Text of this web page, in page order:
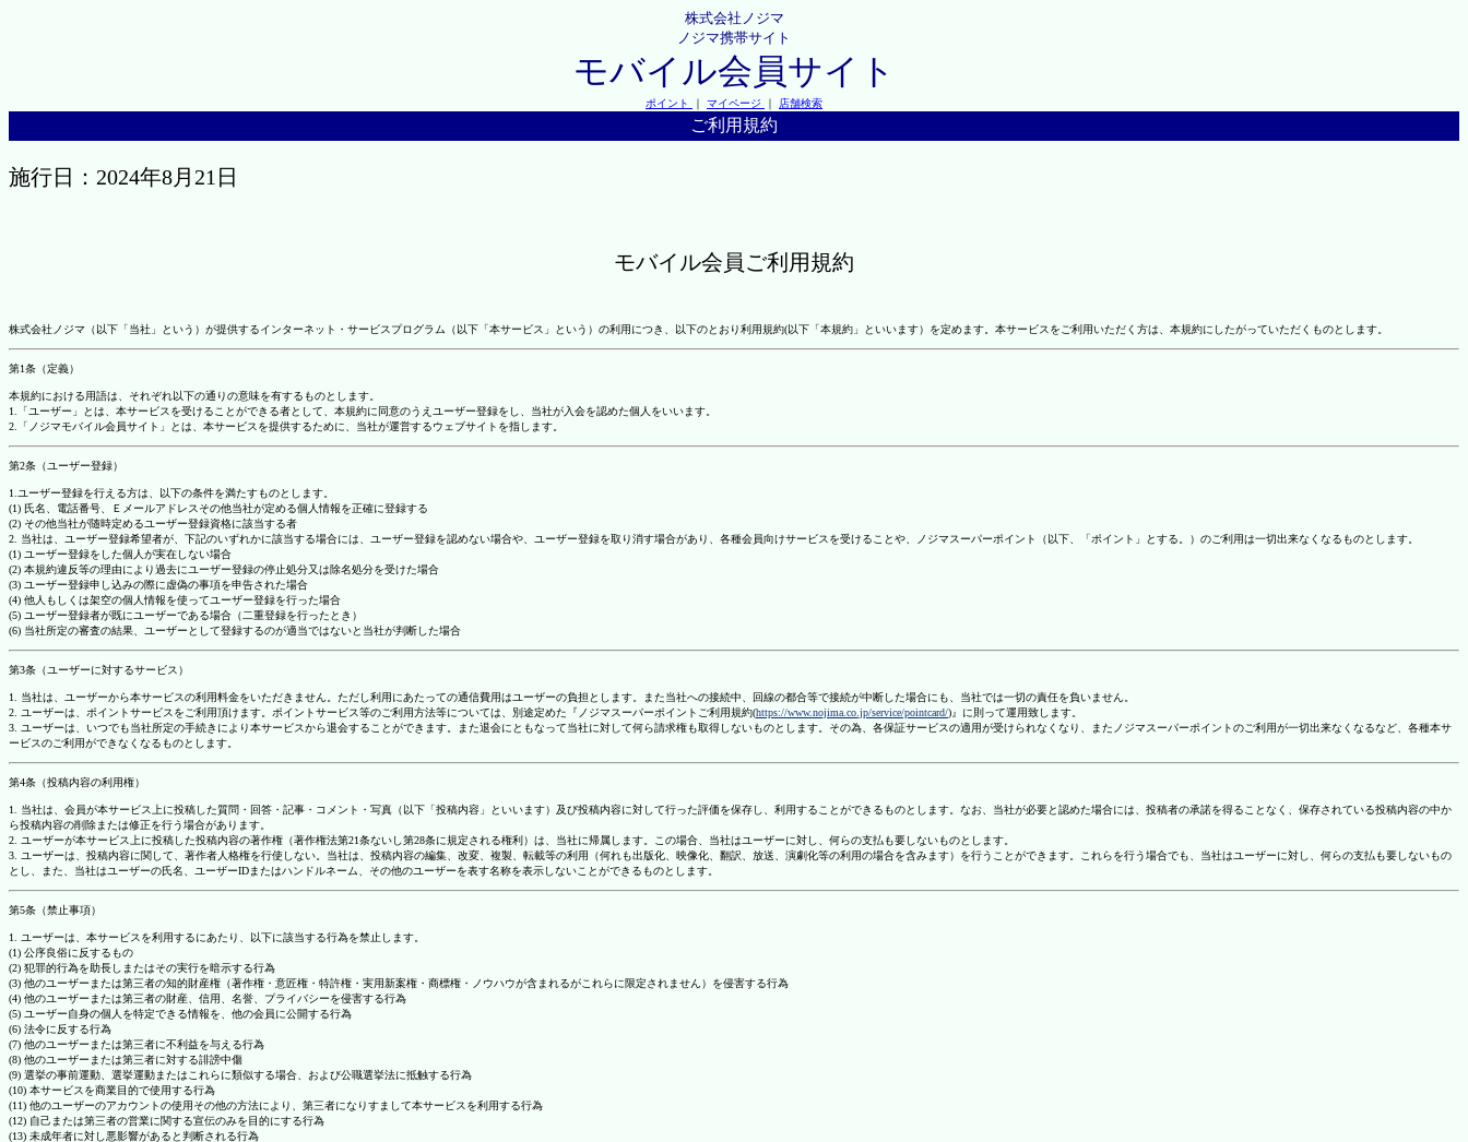
株式会社ノジマ
ノジマ携帯サイト
モバイル会員サイト
ポイント ｜ マイページ ｜ 店舗検索
ご利用規約
施行日：2024年8月21日
モバイル会員ご利用規約
株式会社ノジマ（以下「当社」という）が提供するインターネット・サービスプログラム（以下「本サービス」という）の利用につき、以下のとおり利用規約(以下「本規約」といいます）を定めます。本サービスをご利用いただく方は、本規約にしたがっていただくものとします。
第1条（定義）
本規約における用語は、それぞれ以下の通りの意味を有するものとします。
1.「ユーザー」とは、本サービスを受けることができる者として、本規約に同意のうえユーザー登録をし、当社が入会を認めた個人をいいます。
2.「ノジマモバイル会員サイト」とは、本サービスを提供するために、当社が運営するウェブサイトを指します。
第2条（ユーザー登録）
1.ユーザー登録を行える方は、以下の条件を満たすものとします。
(1) 氏名、電話番号、Ｅメールアドレスその他当社が定める個人情報を正確に登録する
(2) その他当社が随時定めるユーザー登録資格に該当する者
2. 当社は、ユーザー登録希望者が、下記のいずれかに該当する場合には、ユーザー登録を認めない場合や、ユーザー登録を取り消す場合があり、各種会員向けサービスを受けることや、ノジマスーパーポイント（以下、「ポイント」とする。）のご利用は一切出来なくなるものとします。
(1) ユーザー登録をした個人が実在しない場合
(2) 本規約違反等の理由により過去にユーザー登録の停止処分又は除名処分を受けた場合
(3) ユーザー登録申し込みの際に虚偽の事項を申告された場合
(4) 他人もしくは架空の個人情報を使ってユーザー登録を行った場合
(5) ユーザー登録者が既にユーザーである場合（二重登録を行ったとき）
(6) 当社所定の審査の結果、ユーザーとして登録するのが適当ではないと当社が判断した場合
第3条（ユーザーに対するサービス）
1. 当社は、ユーザーから本サービスの利用料金をいただきません。ただし利用にあたっての通信費用はユーザーの負担とします。また当社への接続中、回線の都合等で接続が中断した場合にも、当社では一切の責任を負いません。
2. ユーザーは、ポイントサービスをご利用頂けます。ポイントサービス等のご利用方法等については、別途定めた『ノジマスーパーポイントご利用規約(https://www.nojima.co.jp/service/pointcard/)』に則って運用致します。
3. ユーザーは、いつでも当社所定の手続きにより本サービスから退会することができます。また退会にともなって当社に対して何ら請求権も取得しないものとします。その為、各保証サービスの適用が受けられなくなり、またノジマスーパーポイントのご利用が一切出来なくなるなど、各種本サ
ービスのご利用ができなくなるものとします。
第4条（投稿内容の利用権）
1. 当社は、会員が本サービス上に投稿した質問・回答・記事・コメント・写真（以下「投稿内容」といいます）及び投稿内容に対して行った評価を保存し、利用することができるものとします。なお、当社が必要と認めた場合には、投稿者の承諾を得ることなく、保存されている投稿内容の中か
ら投稿内容の削除または修正を行う場合があります。
2. ユーザーが本サービス上に投稿した投稿内容の著作権（著作権法第21条ないし第28条に規定される権利）は、当社に帰属します。この場合、当社はユーザーに対し、何らの支払も要しないものとします。
3. ユーザーは、投稿内容に関して、著作者人格権を行使しない。当社は、投稿内容の編集、改変、複製、転載等の利用（何れも出版化、映像化、翻訳、放送、演劇化等の利用の場合を含みます）を行うことができます。これらを行う場合でも、当社はユーザーに対し、何らの支払も要しないもの
とし、また、当社はユーザーの氏名、ユーザーIDまたはハンドルネーム、その他のユーザーを表す名称を表示しないことができるものとします。
第5条（禁止事項）
1. ユーザーは、本サービスを利用するにあたり、以下に該当する行為を禁止します。
(1) 公序良俗に反するもの
(2) 犯罪的行為を助長しまたはその実行を暗示する行為
(3) 他のユーザーまたは第三者の知的財産権（著作権・意匠権・特許権・実用新案権・商標権・ノウハウが含まれるがこれらに限定されません）を侵害する行為
(4) 他のユーザーまたは第三者の財産、信用、名誉、プライバシーを侵害する行為
(5) ユーザー自身の個人を特定できる情報を、他の会員に公開する行為
(6) 法令に反する行為
(7) 他のユーザーまたは第三者に不利益を与える行為
(8) 他のユーザーまたは第三者に対する誹謗中傷
(9) 選挙の事前運動、選挙運動またはこれらに類似する場合、および公職選挙法に抵触する行為
(10) 本サービスを商業目的で使用する行為
(11) 他のユーザーのアカウントの使用その他の方法により、第三者になりすまして本サービスを利用する行為
(12) 自己または第三者の営業に関する宣伝のみを目的にする行為
(13) 未成年者に対し悪影響があると判断される行為